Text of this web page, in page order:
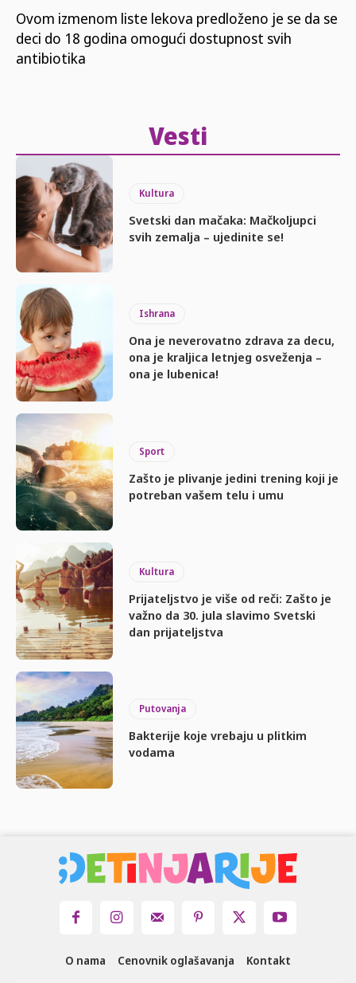
Ovom izmenom liste lekova predloženo je se da se
deci do 18 godina omogući dostupnost svih
antibiotika
Vesti
Kultura
Svetski dan mačaka: Mačkoljupci
svih zemalja – ujedinite se!
Ishrana
Ona je neverovatno zdrava za decu,
ona je kraljica letnjeg osveženja –
ona je lubenica!
Sport
Zašto je plivanje jedini trening koji je
potreban vašem telu i umu
Kultura
Prijateljstvo je više od reči: Zašto je
važno da 30. jula slavimo Svetski
dan prijateljstva
Putovanja
Bakterije koje vrebaju u plitkim
vodama
O nama Cenovnik oglašavanja Kontakt